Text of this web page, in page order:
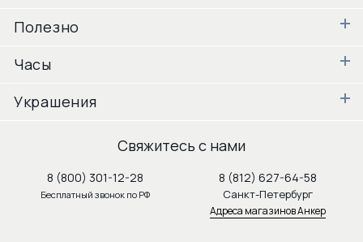
Полезно
Часы
Украшения
Свяжитесь с нами
8 (800) 301-12-28
Бесплатный звонок по РФ
8 (812) 627-64-58
Санкт-Петербург
Адреса магазинов Анкер